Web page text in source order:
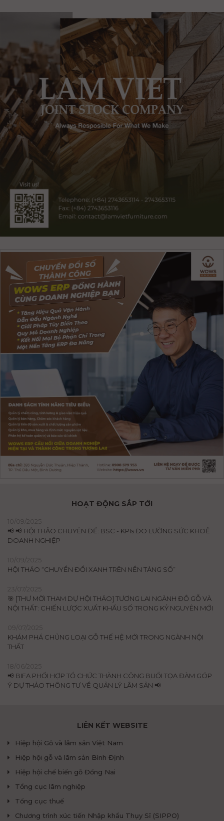
HOẠT ĐỘNG SẮP TỚI
10/09/2025
📢 📢 HỘI THẢO CHUYÊN ĐỀ: BSC - KPIs ĐO LƯỜNG SỨC KHOẺ
DOANH NGHIỆP
10/09/2025
HỘI THẢO “CHUYỂN ĐỔI XANH TRÊN NỀN TẢNG SỐ”
23/07/2025
🎯 [THƯ MỜI THAM DỰ HỘI THẢO] TƯƠNG LAI NGÀNH ĐỒ GỖ VÀ
NỘI THẤT: CHIẾN LƯỢC XUẤT KHẨU SỐ TRONG KỶ NGUYÊN MỚI
09/07/2025
KHÁM PHÁ CHỦNG LOẠI GỖ THẾ HỆ MỚI TRONG NGÀNH NỘI
THẤT
18/06/2025
📢 BIFA PHỐI HỢP TỔ CHỨC THÀNH CÔNG BUỔI TỌA ĐÀM GÓP
Ý DỰ THẢO THÔNG TƯ VỀ QUẢN LÝ LÂM SẢN 📢
LIÊN KẾT WEBSITE
Hiệp hội Gỗ và lâm sản Việt Nam
Hiệp hội gỗ và lâm sản Bình Định
Hiệp hội chế biến gỗ Đồng Nai
Tổng cục lâm nghiệp
Tổng cục thuế
Chương trình xúc tiến Nhập khẩu Thụy Sĩ (SIPPO)